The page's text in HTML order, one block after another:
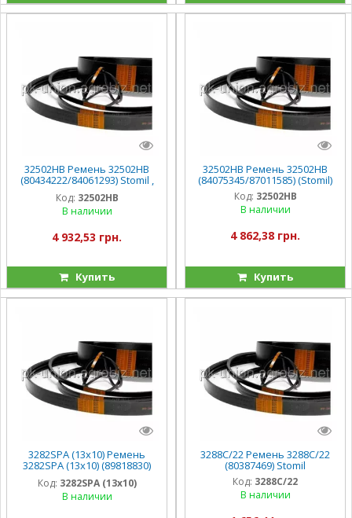
32502HB Ремень 32502HB
(80434222/84061293) Stomil ,
CX8080/TX66/68/TF
Код: 32502HB
В наличии
4 932,53 грн.
Купить
32502HB Ремень 32502HB
(84075345/87011585) (Stomil)
Код: 32502HB
В наличии
4 862,38 грн.
Купить
3282SPA (13x10) Ремень
3282SPA (13x10) (89818830)
Stomil , TX66/68
Код: 3282SPA (13x10)
В наличии
3288C/22 Ремень 3288C/22
(80387469) Stomil
Код: 3288C/22
В наличии